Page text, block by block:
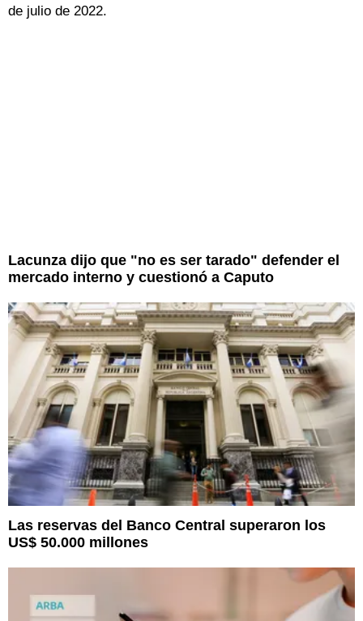
de julio de 2022.
Lacunza dijo que "no es ser tarado" defender el
mercado interno y cuestionó a Caputo
Las reservas del Banco Central superaron los
US$ 50.000 millones